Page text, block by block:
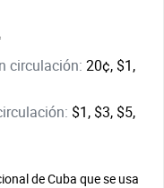
circulación: 20¢, $1,
$1, $3, $5,
de Cuba que se usa